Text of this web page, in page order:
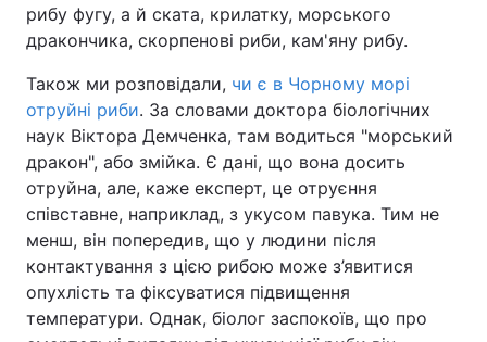
рибу фугу, а й ската, крилатку, морського
дракончика, скорпенові риби, кам'яну рибу.
Також ми розповідали, чи є в Чорному морі
отруйні риби. За словами доктора біологічних
наук Віктора Демченка, там водиться "морський
дракон", або змійка. Є дані, що вона досить
отруйна, але, каже експерт, це отруєння
співставне, наприклад, з укусом павука. Тим не
менш, він попередив, що у людини після
контактування з цією рибою може з’явитися
опухлість та фіксуватися підвищення
температури. Однак, біолог заспокоїв, що про